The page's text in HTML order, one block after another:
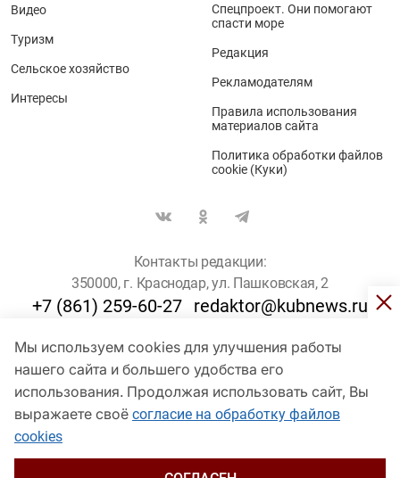
Мы используем cookies для улучшения работы
нашего сайта и большего удобства его
использования. Продолжая использовать сайт, Вы
выражаете своё согласие на обработку файлов
cookies
Видео
Туризм
Сельское хозяйство
Интересы
Спецпроект. Они помогают
спасти море
Редакция
Рекламодателям
Правила использования
материалов сайта
Политика обработки файлов
cookie (Куки)
Контакты редакции:
350000, г. Краснодар, ул. Пашковская, 2
+7 (861) 259-60-27 redaktor@kubnews.ru
Для пользователей старше 16 лет
© Кубанские Новости, 2017
Сетевое издание «kubnews» зарегистрировано Федеральной
службой по надзору в сфере связи, информационных технологий
и массовых коммуникаций (Роскомнадзор). Регистрационный